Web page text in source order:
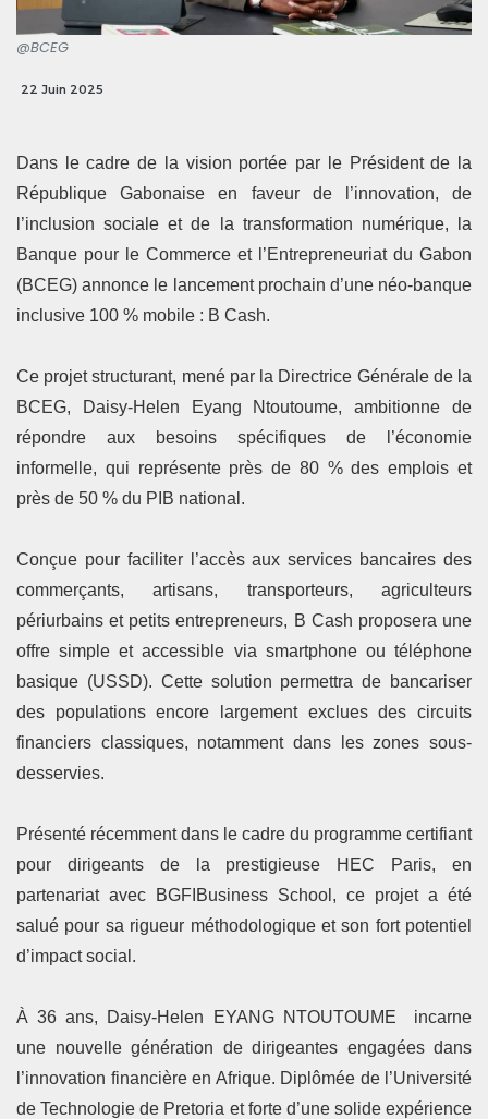
@BCEG
22 Juin 2025
Dans le cadre de la vision portée par le Président de la
République Gabonaise en faveur de l’innovation, de
l’inclusion sociale et de la transformation numérique, la
Banque pour le Commerce et l’Entrepreneuriat du Gabon
(BCEG) annonce le lancement prochain d’une néo-banque
inclusive 100 % mobile : B Cash.
Ce projet structurant, mené par la Directrice Générale de la
BCEG, Daisy-Helen Eyang Ntoutoume, ambitionne de
répondre aux besoins spécifiques de l’économie
informelle, qui représente près de 80 % des emplois et
près de 50 % du PIB national.
Conçue pour faciliter l’accès aux services bancaires des
commerçants, artisans, transporteurs, agriculteurs
périurbains et petits entrepreneurs, B Cash proposera une
offre simple et accessible via smartphone ou téléphone
basique (USSD). Cette solution permettra de bancariser
des populations encore largement exclues des circuits
financiers classiques, notamment dans les zones sous-
desservies.
Présenté récemment dans le cadre du programme certifiant
pour dirigeants de la prestigieuse HEC Paris, en
partenariat avec BGFIBusiness School, ce projet a été
salué pour sa rigueur méthodologique et son fort potentiel
d’impact social.
À 36 ans, Daisy-Helen EYANG NTOUTOUME incarne
une nouvelle génération de dirigeantes engagées dans
l’innovation financière en Afrique. Diplômée de l’Université
de Technologie de Pretoria et forte d’une solide expérience